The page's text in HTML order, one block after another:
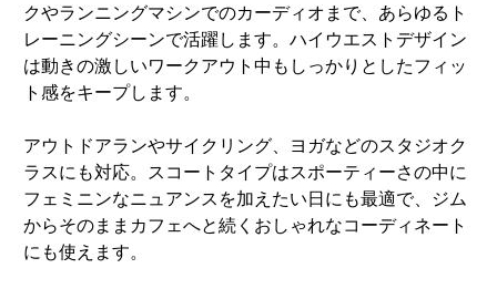
クやランニングマシンでのカーディオまで、あらゆるト
レーニングシーンで活躍します。ハイウエストデザイン
は動きの激しいワークアウト中もしっかりとしたフィッ
ト感をキープします。
アウトドアランやサイクリング、ヨガなどのスタジオク
ラスにも対応。スコートタイプはスポーティーさの中に
フェミニンなニュアンスを加えたい日にも最適で、ジム
からそのままカフェへと続くおしゃれなコーディネート
にも使えます。